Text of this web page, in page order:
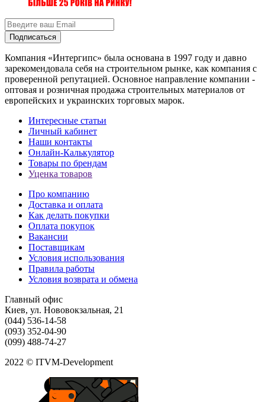
Подписаться
Компания «Интергипс» была основана в 1997 году и давно
зарекомендовала себя на строительном рынке, как компания с
проверенной репутацией. Основное направление компании -
оптовая и розничная продажа строительных материалов от
европейских и украинских торговых марок.
Интересные статьи
Личный кабинет
Наши контакты
Онлайн-Калькулятор
Товары по брендам
Уценка товаров
Про компанию
Доставка и оплата
Как делать покупки
Оплата покупок
Вакансии
Поставщикам
Условия использования
Правила работы
Условия возврата и обмена
Главный офис
Киев, ул. Нововокзальная, 21
(044) 536-14-58
(093) 352-04-90
(099) 488-74-27
2022 © ITVM-Development